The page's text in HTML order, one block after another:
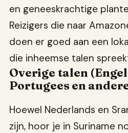
en geneeskrachtige
Reizigers die naar
doen er goed aan een
die inheemse talen
Overige talen
Portugees en
Hoewel Nederlands en
zijn, hoor je in Suriname